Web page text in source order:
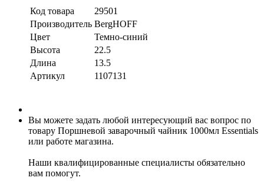
Код товара
29501
Производитель BergHOFF
Цвет
Темно-синий
Высота
22.5
Длина
13.5
Артикул
1107131
Вы можете задать любой интересующий вас вопрос по
товару Поршневой заварочный чайник 1000мл Essentials
или работе магазина.
Наши квалифицированные специалисты обязательно
вам помогут.